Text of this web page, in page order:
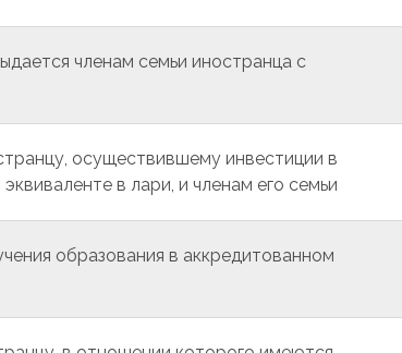
членам семьи иностранца с
осуществившему инвестиции в
в лари, и членам его семьи
образования в аккредитованном